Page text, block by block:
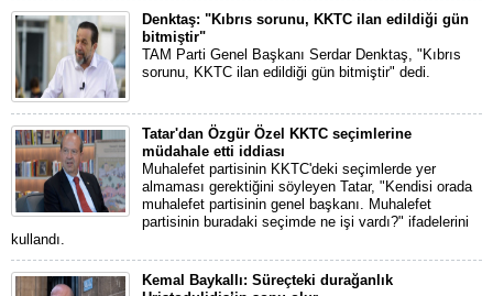
Denktaş: "Kıbrıs sorunu, KKTC ilan edildiği gün
bitmiştir"
TAM Parti Genel Başkanı Serdar Denktaş, "Kıbrıs
sorunu, KKTC ilan edildiği gün bitmiştir" dedi.
Tatar'dan Özgür Özel KKTC seçimlerine
müdahale etti iddiası
Muhalefet partisinin KKTC'deki seçimlerde yer
almaması gerektiğini söyleyen Tatar, "Kendisi orada
muhalefet partisinin genel başkanı. Muhalefet
partisinin buradaki seçimde ne işi vardı?" ifadelerini
kullandı.
Kemal Baykallı: Süreçteki durağanlık